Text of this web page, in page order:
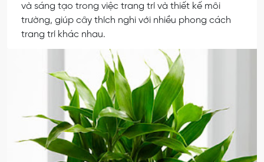
và sáng tạo trong việc trang trí và thiết kế môi
trường, giúp cây thích nghi với nhiều phong cách
trang trí khác nhau.